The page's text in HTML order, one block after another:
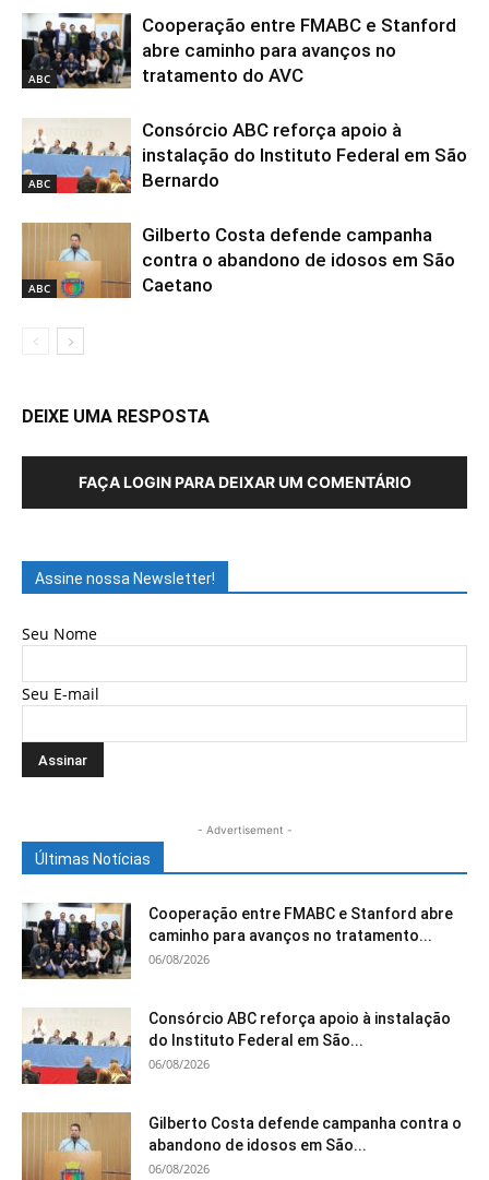
ABC
Cooperação entre FMABC e Stanford
abre caminho para avanços no
tratamento do AVC
ABC
Consórcio ABC reforça apoio à
instalação do Instituto Federal em São
Bernardo
ABC
Gilberto Costa defende campanha
contra o abandono de idosos em São
Caetano
DEIXE UMA RESPOSTA
FAÇA LOGIN PARA DEIXAR UM COMENTÁRIO
Assine nossa Newsletter!
Seu Nome
Seu E-mail
- Advertisement -
Últimas Notícias
Cooperação entre FMABC e Stanford abre
caminho para avanços no tratamento...
06/08/2026
Consórcio ABC reforça apoio à instalação
do Instituto Federal em São...
06/08/2026
Gilberto Costa defende campanha contra o
abandono de idosos em São...
06/08/2026